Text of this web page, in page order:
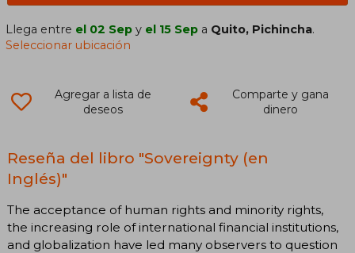
Llega entre el 02 Sep y el 15 Sep a Quito, Pichincha.
Seleccionar ubicación
Agregar a lista de
deseos
Comparte y gana
dinero
Reseña del libro "Sovereignty (en
Inglés)"
The acceptance of human rights and minority rights,
the increasing role of international financial institutions,
and globalization have led many observers to question